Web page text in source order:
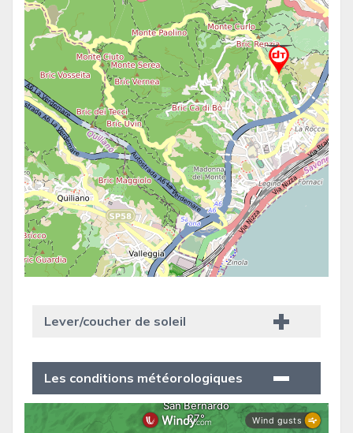
Lever/coucher de soleil
Les conditions météorologiques